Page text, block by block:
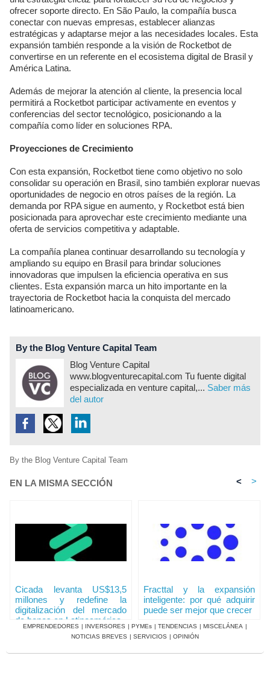
ofrecer soporte directo. En São Paulo, la compañía busca
conectar con nuevas empresas, establecer alianzas
estratégicas y adaptarse mejor a las necesidades locales. Esta
expansión también responde a la visión de Rocketbot de
convertirse en un referente en el ecosistema digital de Brasil y
América Latina.
Además de mejorar la atención al cliente, la presencia local
permitirá a Rocketbot participar activamente en eventos y
conferencias del sector tecnológico, posicionando a la
compañía como líder en soluciones RPA.
Proyecciones de Crecimiento
Con esta expansión, Rocketbot tiene como objetivo no solo
consolidar su operación en Brasil, sino también explorar nuevas
oportunidades de negocio en otros países de la región. La
demanda por RPA sigue en aumento, y Rocketbot está bien
posicionada para aprovechar este crecimiento mediante una
oferta de servicios competitiva y adaptable.
La compañía planea continuar desarrollando su tecnología y
ampliando su equipo en Brasil para brindar soluciones
innovadoras que impulsen la eficiencia operativa en sus
clientes. Esta expansión marca un hito importante en la
trayectoria de Rocketbot hacia la conquista del mercado
latinoamericano.
By the Blog Venture Capital Team
Blog Venture Capital
www.blogventurecapital.com Tu fuente digital
especializada en venture capital,... Saber más
del autor
By the Blog Venture Capital Team
EN LA MISMA SECCIÓN < >
Cicada levanta US$13,5
millones y redefine la
digitalización del mercado
de bonos en Latinoamérica
Fracttal y la expansión
inteligente: por qué adquirir
puede ser mejor que crecer
EMPRENDEDORES | INVERSORES | PYMEs | TENDENCIAS | MISCELÁNEA |
NOTICIAS BREVES | SERVICIOS | OPINIÓN